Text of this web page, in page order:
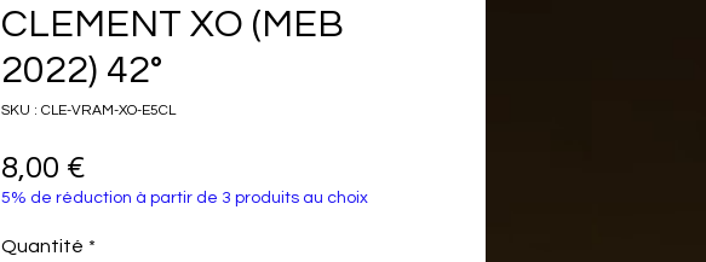
CLEMENT XO (MEB
2022) 42°
SKU : CLE-VRAM-XO-E5CL
8,00 €
5% de réduction à partir de 3 produits au choix
Quantité *